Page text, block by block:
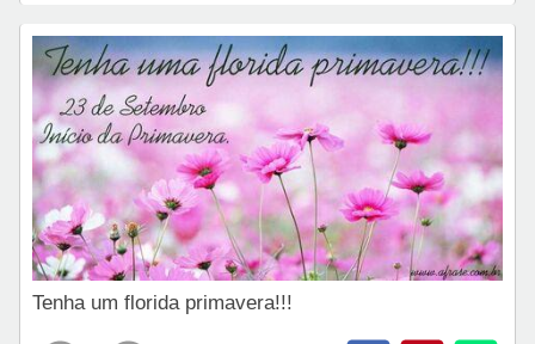
Tenha um florida primavera!!!